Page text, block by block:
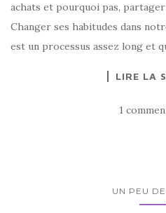
achats et pourquoi pas,
Changer ses habitudes dans
est un processus assez long et
LIRE LA
1
UN PEU